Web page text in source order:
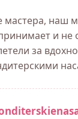
наш
и не
за